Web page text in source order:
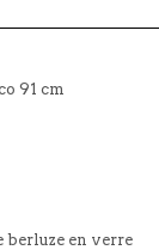
91 cm
berluze en verre